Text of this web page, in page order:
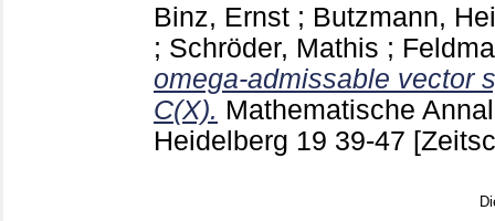
Binz, Ernst ; Butzmann,
; Schröder, Mathis ;
omega-admissable vector
C(X). Mathematische
Heidelberg 19 39-47